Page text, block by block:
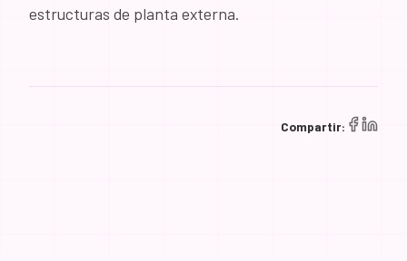
estructuras de planta externa.
Compartir: